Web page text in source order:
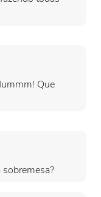
Que